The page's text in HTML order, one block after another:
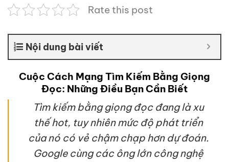
Rate this post
Nội dung bài viết
Cuộc Cách Mạng Tìm Kiếm Bằng Giọng
Đọc: Những Điều Bạn Cần Biết
Tìm kiếm bằng giọng đọc đang là xu
thế hot, tuy nhiên mức độ phát triển
của nó có vẻ chậm chạp hơn dự đoán.
Google cùng các ông lớn công nghệ